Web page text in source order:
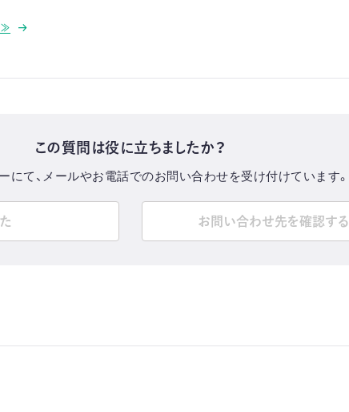
≫
この質問は役に立ちましたか？
にて、メールやお電話でのお問い合わせを受け付けています。
お問い合わせ先を確認する